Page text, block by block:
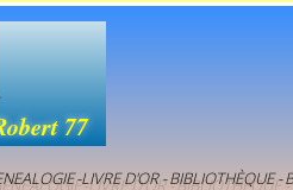
77
-LIVRE D'OR -BIBLIOTHÈQUE -